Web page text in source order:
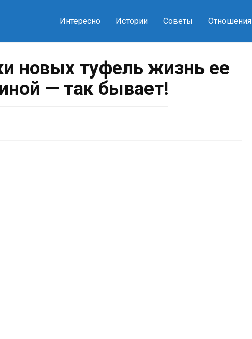
Интересно Истории Советы Отношения
новых туфель жизнь ее
— так бывает!